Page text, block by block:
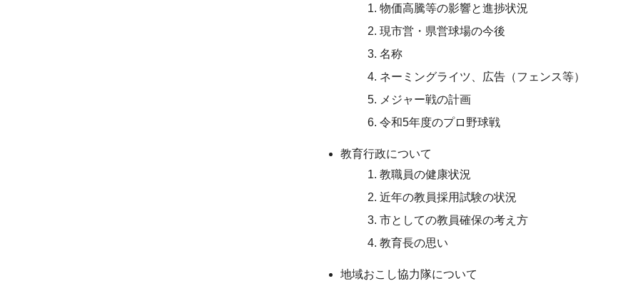
物価高騰等の影響と進捗状況
現市営・県営球場の今後
名称
ネーミングライツ、広告（フェンス等）
メジャー戦の計画
令和5年度のプロ野球戦
教育行政について
教職員の健康状況
近年の教員採用試験の状況
市としての教員確保の考え方
教育長の思い
地域おこし協力隊について